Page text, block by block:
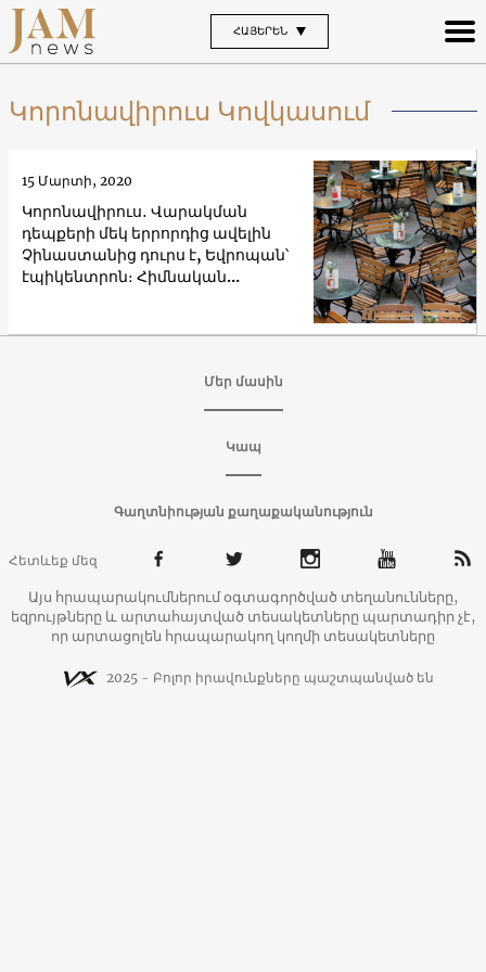
ՀԱՅԵՐԵՆ
Կորոնավիրուս Կովկասում
Կորոնավիրուս․ Վարակման
դեպքերի մեկ երրորդից ավելին
Չինաստանից դուրս է, Եվրոպան՝
էպիկենտրոն։ Հիմնական
15 Մարտի, 2020
Մեր մասին
Կապ
Գաղտնիության քաղաքականություն
Հետևեք մեզ
Այս հրապարակումներում օգտագործված տեղանունները,
եզրույթները և արտահայտված տեսակետները պարտադիր չէ,
որ արտացոլեն հրապարակող կողմի տեսակետները
2025 - Բոլոր իրավունքները պաշտպանված են